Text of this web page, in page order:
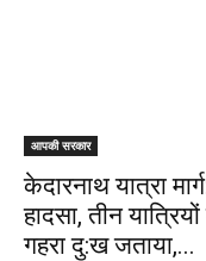
आपकी सरकार
केदारनाथ यात्रा
हादसा, तीन
गहरा दु:ख जताया,...